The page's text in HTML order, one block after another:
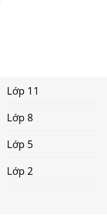
Lớp 11
Lớp 8
Lớp 5
Lớp 2